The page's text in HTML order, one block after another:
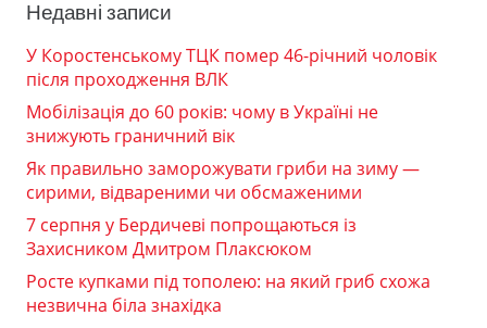
Недавні записи
У Коростенському ТЦК помер 46-річний чоловік
після проходження ВЛК
Мобілізація до 60 років: чому в Україні не
знижують граничний вік
Як правильно заморожувати гриби на зиму —
сирими, відвареними чи обсмаженими
7 серпня у Бердичеві попрощаються із
Захисником Дмитром Плаксюком
Росте купками під тополею: на який гриб схожа
незвична біла знахідка